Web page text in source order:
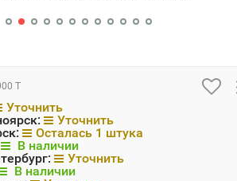
T
Уточнить
Уточнить
Осталась 1 штука
В наличии
Уточнить
В наличии